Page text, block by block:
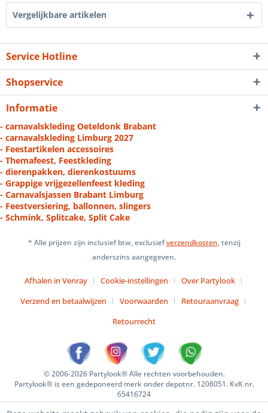
Vergelijkbare artikelen
Service Hotline
Shopservice
Informatie
- carnavalskleding Oeteldonk Brabant
- carnavalskleding Limburg 2027
- Feestartikelen accessoires
- Themafeest, Feestkleding
- dierenpakken, dierenkostuums
- Grappige vrijgezellenfeest kleding
- Carnavalsjassen Brabant Limburg
- Feestversiering, ballonnen, slingers
- Schmink, Splitcake, Split Cake
* Alle prijzen zijn inclusief btw, exclusiefverzendkosten, tenzij
anderszins aangegeven.
Afhalen in Venray Cookie-instellingen
Over Partylook
Verzend en betaalwijzen
Voorwaarden
Retouraanvraag
Retourrecht
© 2006-2026 Partylook® Alle rechten voorbehouden.
Partylook® is een gedeponeerd merk onder depotnr. 1208051. KvK nr.
65416724